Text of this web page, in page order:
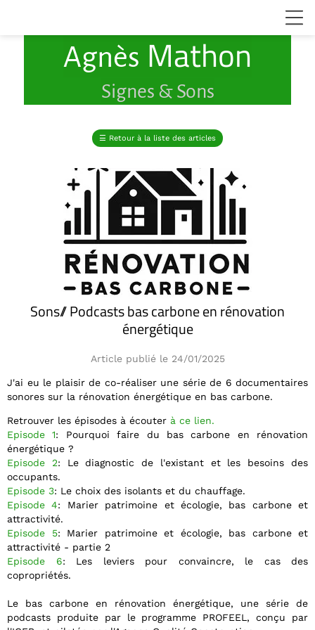
Agnès Mathon
Signes & Sons
☰ Retour à la liste des articles
Sons// Podcasts bas carbone en rénovation
énergétique
Article publié le 24/01/2025
J'ai eu le plaisir de co-réaliser une série de 6 documentaires
sonores sur la rénovation énergétique en bas carbone.
Retrouver les épisodes à écouter à ce lien.
Episode 1: Pourquoi faire du bas carbone en rénovation
énergétique ?
Episode 2: Le diagnostic de l'existant et les besoins des
occupants.
Episode 3: Le choix des isolants et du chauffage.
Episode 4: Marier patrimoine et écologie, bas carbone et
attractivité.
Episode 5: Marier patrimoine et écologie, bas carbone et
attractivité - partie 2
Episode 6: Les leviers pour convaincre, le cas des
copropriétés.
Le bas carbone en rénovation énergétique, une série de
podcasts produite par le programme PROFEEL, conçu par